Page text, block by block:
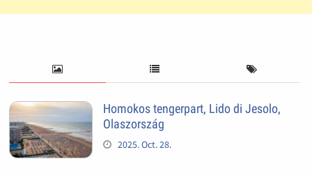
Homokos tengerpart, Lido di Jesolo,
Olaszország
2025. Oct. 28.